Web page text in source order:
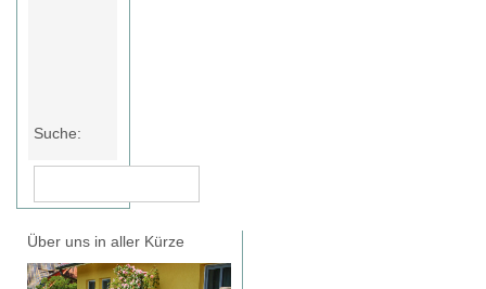
Suche:
Über uns in aller Kürze